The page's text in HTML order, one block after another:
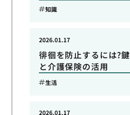
知識
徘徊を防止するには?
と介護保険の活用
2026.01.17
生活
2026.01.17